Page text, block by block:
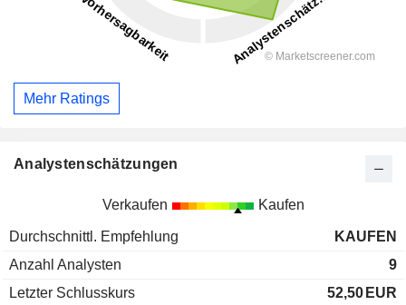
Mehr Ratings
Analystenschätzungen
Verkaufen Kaufen
Durchschnittl. Empfehlung
KAUFEN
Anzahl Analysten
9
Letzter Schlusskurs
52,50 EUR